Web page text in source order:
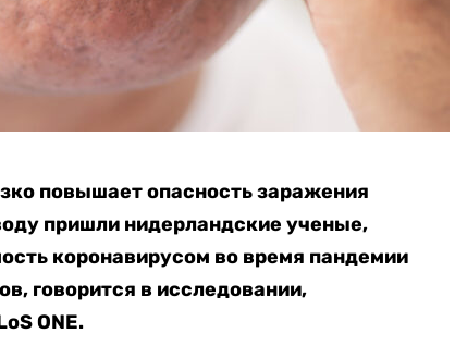
повышает опасность заражения
пришли нидерландские ученые,
коронавирусом во время пандемии
говорится в исследовании,
ONE.